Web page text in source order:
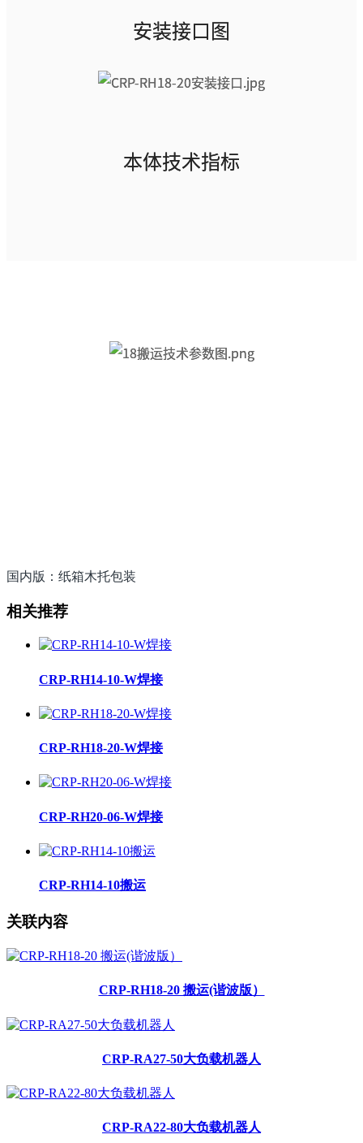
安装接口图
本体技术指标
国内版：纸箱木托包装
相关推荐
CRP-RH14-10-W焊接
CRP-RH18-20-W焊接
CRP-RH20-06-W焊接
CRP-RH14-10搬运
关联内容
CRP-RH18-20 搬运(谐波版）
CRP-RA27-50大负载机器人
CRP-RA22-80大负载机器人